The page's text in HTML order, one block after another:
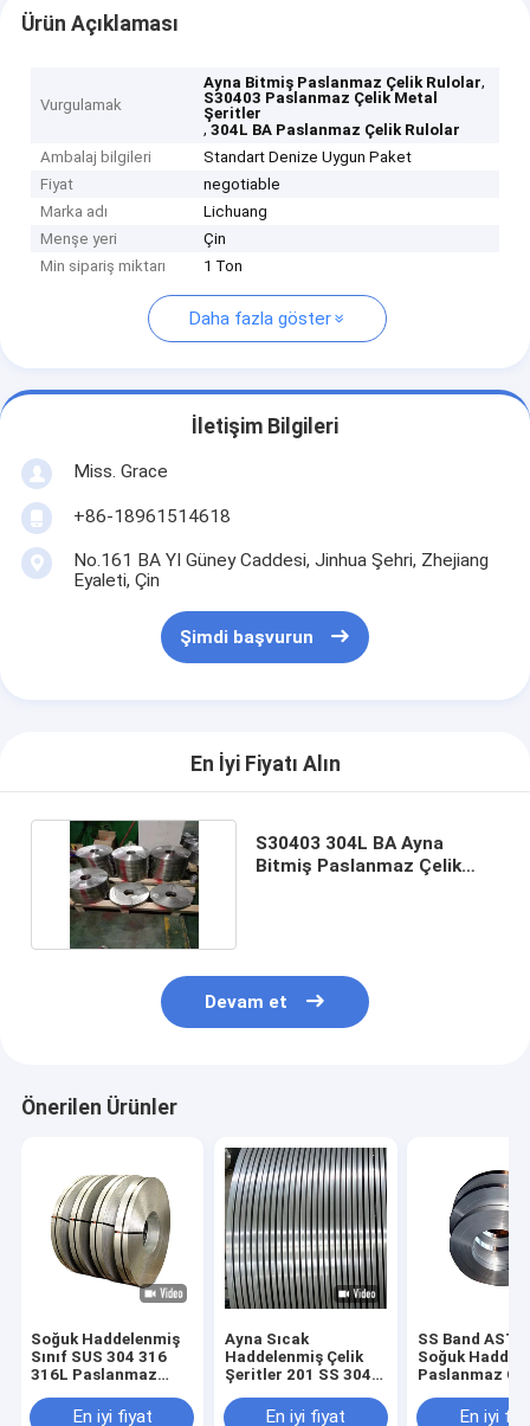
Ürün Açıklaması
Vurgulamak
Ayna Bitmiş Paslanmaz Çelik Rulolar,
S30403 Paslanmaz Çelik Metal
Şeritler
,304L BA Paslanmaz Çelik Rulolar
Ambalaj bilgileri
Standart Denize Uygun Paket
Fiyat
negotiable
Marka adı
Lichuang
Menşe yeri
Çin
Min sipariş miktarı
1 Ton
Daha fazla göster
İletişim Bilgileri
Miss. Grace
+86-18961514618
No.161 BA YI Güney Caddesi, Jinhua Şehri, Zhejiang
Eyaleti, Çin
Şimdi başvurun
En İyi Fiyatı Alın
S30403 304L BA Ayna
Bitmiş Paslanmaz Çelik
Devam et
Önerilen Ürünler
Soğuk Haddelenmiş
Sınıf SUS 304 316
316L Paslanmaz
Yüzey İşlemi
En iyi fiyat
Ayna Sıcak
Haddelenmiş Çelik
Şeritler 201 SS 304
Paslanmaz Çelik
En iyi fiyat
SS Band
Soğuk
Paslanmaz
Kalınlığında
En iyi